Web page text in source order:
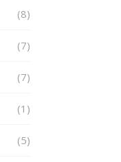
(8)
(7)
(7)
(1)
(5)